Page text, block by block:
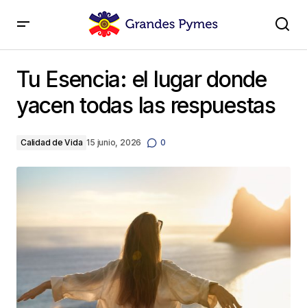
respuestas
Tu Esencia: el lugar donde
yacen todas las respuestas
Calidad de Vida 15 junio, 2026 0